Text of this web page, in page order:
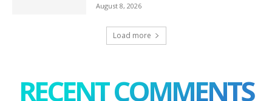
August 8, 2026
Load more
RECENT COMMENTS